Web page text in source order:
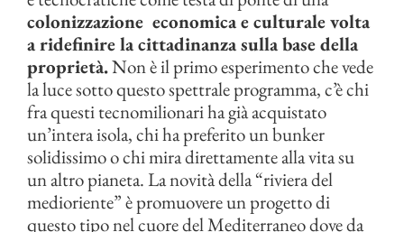
colonizzazione economica e culturalevolta
a ridefinire la cittadinanza sulla base della
proprietà.Non è il primo esperimento che vede
la luce sotto questo spettrale programma, c’è chi
fra questi tecnomilionari ha già acquistato
un’intera isola, chi ha preferito un bunker
solidissimo o chi mira direttamente alla vita su
un altro pianeta. La novità della “riviera del
medioriente” è promuovere un progetto di
questo tipo nel cuore del Mediterraneo dove da